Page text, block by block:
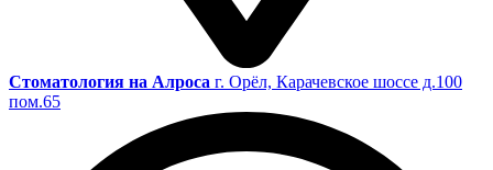
Cтоматология на Алроса г. Орёл, Карачевское шоссе д.100
пом.65